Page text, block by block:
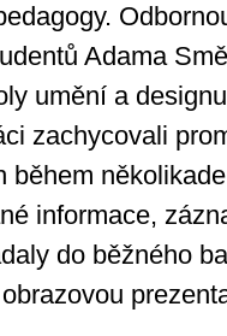
Adama
umění a
zachycovali
během
informace,
do běžného